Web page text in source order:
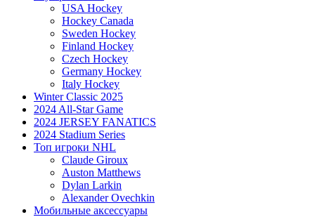
USA Hockey
Hockey Canada
Sweden Hockey
Finland Hockey
Czech Hockey
Germany Hockey
Italy Hockey
Winter Classic 2025
2024 All-Star Game
2024 JERSEY FANATICS
2024 Stadium Series
Топ игроки NHL
Claude Giroux
Auston Matthews
Dylan Larkin
Alexander Ovechkin
Мобильные аксессуары